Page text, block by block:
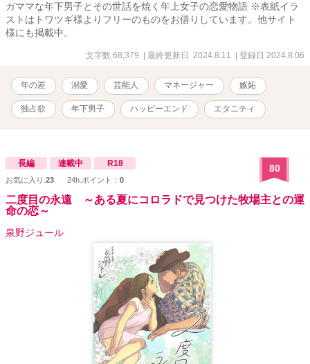
ガママな年下男子とその世話を焼く年上女子の恋愛物語 ※表紙イラ
ストはトワツギ様よりフリーのものをお借りしています。他サイト
様にも掲載中。
文字数 68,379 | 最終更新日 2024.8.11 | 登録日 2024.8.06
年の差 溺愛 芸能人 マネージャー 嫉妬
独占欲 年下男子 ハッピーエンド エタニティ
長編 連載中 R18
お気に入り:23 24h.ポイント： 0
80
二度目の永遠 ～ある夏にコロラドで見つけた牧場主との運
命の恋～
泉野ジュール